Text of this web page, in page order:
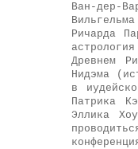
Ван-дер-
Ричарда
Древнем
Нидэма
в
Патрика
Эллика